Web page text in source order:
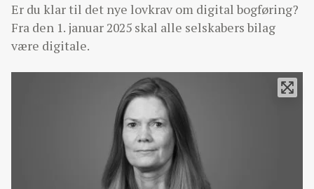
Er du klar til det nye lovkrav om digital bogføring?
Fra den 1. januar 2025 skal alle selskabers bilag
være digitale.